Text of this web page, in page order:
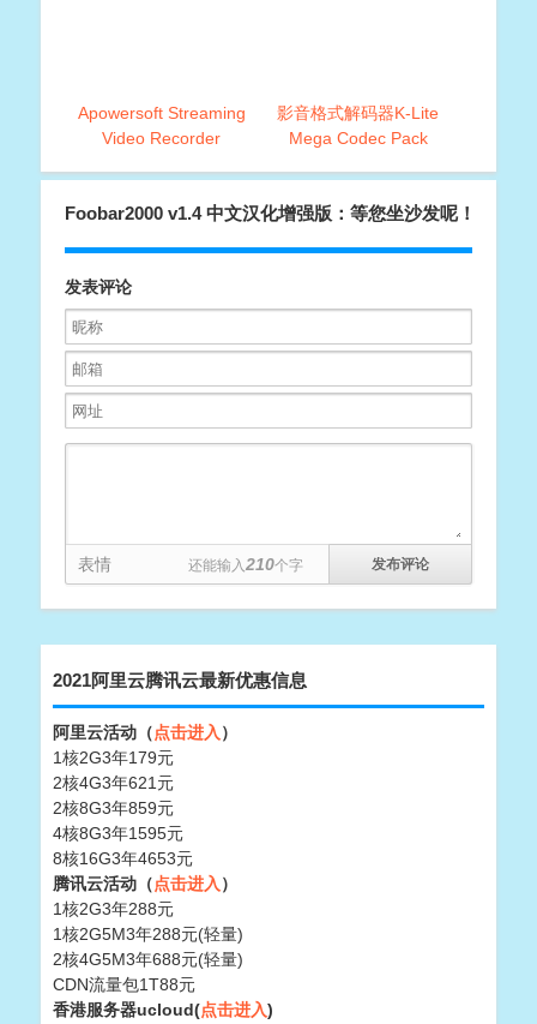
Apowersoft Streaming
Video Recorder
影音格式解码器K-Lite
Mega Codec Pack
Foobar2000 v1.4 中文汉化增强版：等您坐沙发呢！
发表评论
表情 还能输入210个字
2021阿里云腾讯云最新优惠信息
阿里云活动（点击进入）
1核2G3年179元
2核4G3年621元
2核8G3年859元
4核8G3年1595元
8核16G3年4653元
腾讯云活动（点击进入）
1核2G3年288元
1核2G5M3年288元(轻量)
2核4G5M3年688元(轻量)
CDN流量包1T88元
香港服务器ucloud(点击进入)